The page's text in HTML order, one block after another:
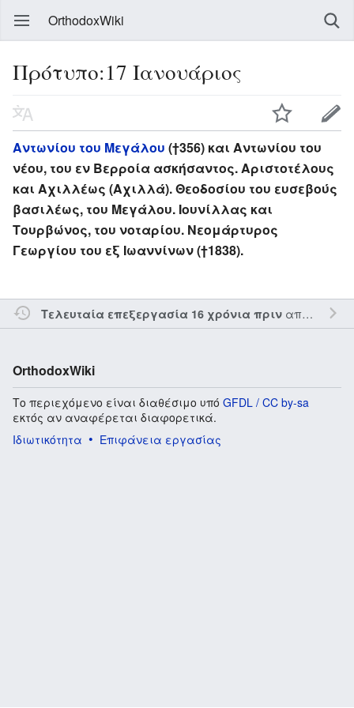
OrthodoxWiki
Πρότυπο:17 Ιανουάριος
Αντωνίου του Μεγάλου (†356) και Αντωνίου του
νέου, του εν Βερροία ασκήσαντος. Αριστοτέλους
και Αχιλλέως (Αχιλλά). Θεοδοσίου του ευσεβούς
βασιλέως, του Μεγάλου. Ιουνίλλας και
Τουρβώνος, του νοταρίου. Νεομάρτυρος
Γεωργίου του εξ Ιωαννίνων (†1838).
Τελευταία επεξεργασία 16 χρόνια πριναπό τον την
OrthodoxWiki
Το περιεχόμενο είναι διαθέσιμο υπό GFDL / CC by-sa
εκτός αν αναφέρεται διαφορετικά.
Ιδιωτικότητα
Επιφάνεια εργασίας